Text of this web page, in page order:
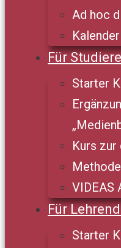
Ad hoc
Kalender
Für
Starter
Kurs
VIDEAS
Für
Starter